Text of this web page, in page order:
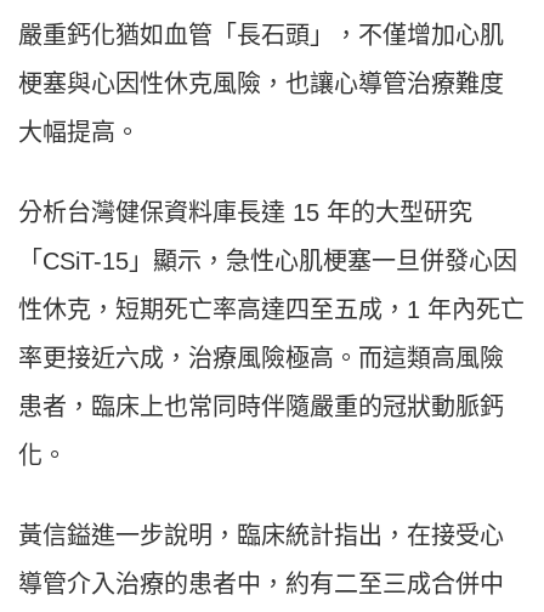
嚴重鈣化猶如血管「長石頭」，不僅增加心肌
梗塞與心因性休克風險，也讓心導管治療難度
大幅提高。
分析台灣健保資料庫長達 15 年的大型研究
「CSiT-15」顯示，急性心肌梗塞一旦併發心因
性休克，短期死亡率高達四至五成，1 年內死亡
率更接近六成，治療風險極高。而這類高風險
患者，臨床上也常同時伴隨嚴重的冠狀動脈鈣
化。
黃信鎰進一步說明，臨床統計指出，在接受心
導管介入治療的患者中，約有二至三成合併中